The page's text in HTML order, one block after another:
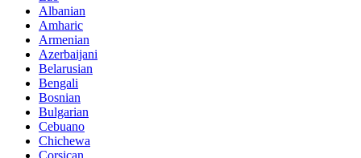
Albanian
Amharic
Armenian
Azerbaijani
Belarusian
Bengali
Bosnian
Bulgarian
Cebuano
Chichewa